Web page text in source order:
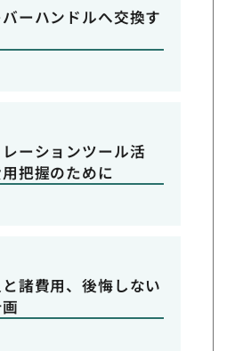
ーハンドルへ交換す
ーションツール活
把握のために
諸費用、後悔しない